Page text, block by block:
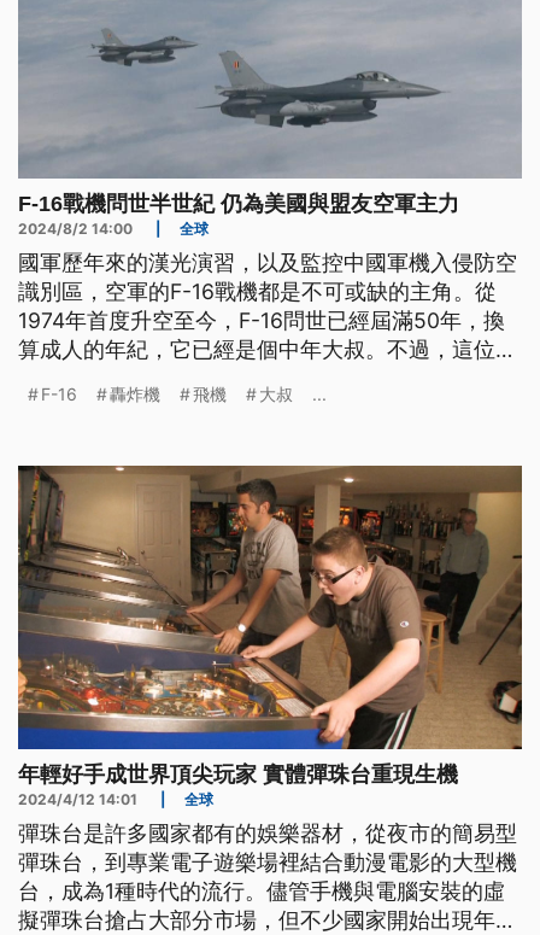
F-16戰機問世半世紀 仍為美國與盟友空軍主力
2024/8/2 14:00 全球
國軍歷年來的漢光演習，以及監控中國軍機入侵防空
識別區，空軍的F-16戰機都是不可或缺的主角。從
1974年首度升空至今，F-16問世已經屆滿50年，換
算成人的年紀，它已經是個中年大叔。不過，這位中
國擴大全球政治影響力，F-16也持續做為盟國與友好
F-16 轟炸機 飛機 大叔 ...
年輕好手成世界頂尖玩家 實體彈珠台重現生機
2024/4/12 14:01 全球
彈珠台是許多國家都有的娛樂器材，從夜市的簡易型
彈珠台，到專業電子遊樂場裡結合動漫電影的大型機
台，成為1種時代的流行。儘管手機與電腦安裝的虛
擬彈珠台搶占大部分市場，但不少國家開始出現年輕